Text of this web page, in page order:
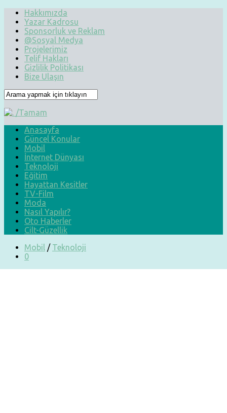
Hakkımızda
Yazar Kadrosu
Sponsorluk ve Reklam
@Sosyal Medya
Projelerimiz
Telif Hakları
Gizlilik Politikası
Bize Ulaşın
Anasayfa
Güncel Konular
Mobil
İnternet Dünyası
Teknoloji
Eğitim
Hayattan Kesitler
TV-Film
Moda
Nasıl Yapılır?
Oto Haberler
Cilt-Güzellik
Mobil / Teknoloji
0